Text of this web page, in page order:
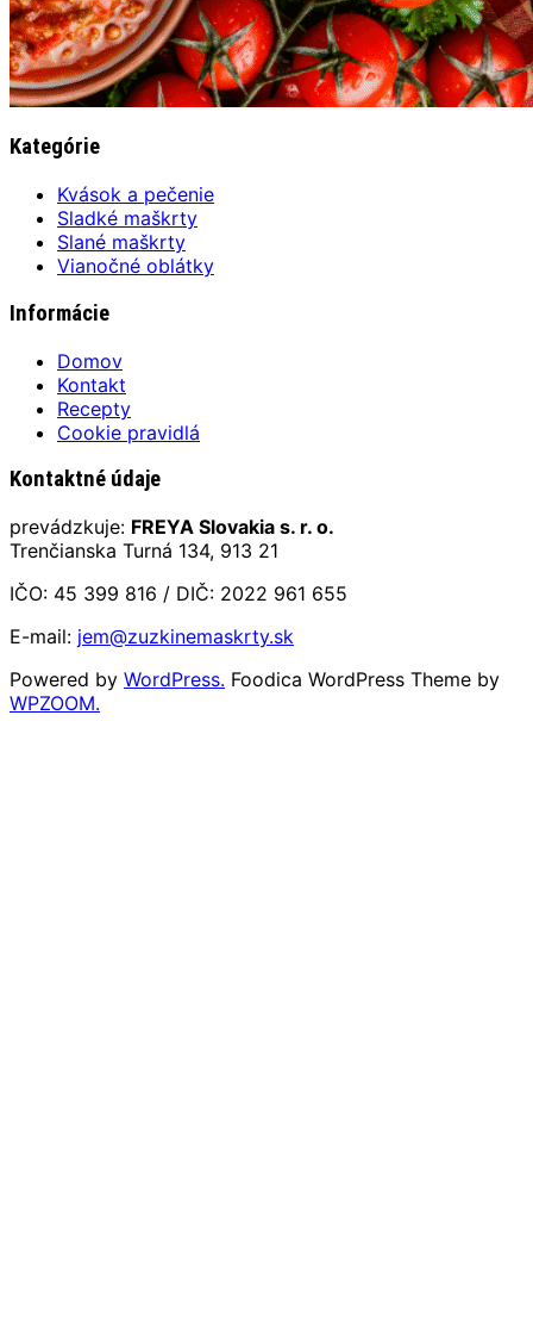
Kategórie
Kvások a pečenie
Sladké maškrty
Slané maškrty
Vianočné oblátky
Informácie
Domov
Kontakt
Recepty
Cookie pravidlá
Kontaktné údaje
prevádzkuje: FREYA Slovakia s. r. o.
Trenčianska Turná 134, 913 21
IČO: 45 399 816 / DIČ: 2022 961 655
E-mail: jem@zuzkinemaskrty.sk
Powered by WordPress. Foodica WordPress Theme by
WPZOOM.